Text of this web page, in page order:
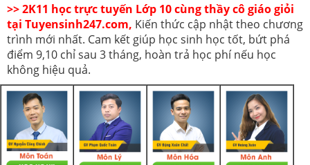
>> 2K11 học trực tuyến Lớp 10 cùng thầy cô giáo giỏi
tại Tuyensinh247.com, Kiến thức cập nhật theo chương
trình mới nhất. Cam kết giúp học sinh học tốt, bứt phá
điểm 9,10 chỉ sau 3 tháng, hoàn trả học phí nếu học
không hiệu quả.